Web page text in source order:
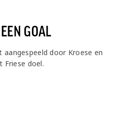
GOAL
door Kroese en
Friese doel.